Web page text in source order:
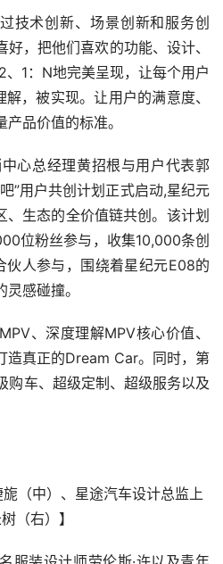
技术创新、场景创新和服务创
，把他们喜欢的功能、设计、
、1：N地完美呈现，让每个用户
，被实现。让用户的满意度、
品价值的标准。
心总经理黄招根与用户代表郭
”用户共创计划正式启动,星纪元
生态的全价值链共创。该计划
位粉丝参与，收集10,000条创
伙人参与，围绕着星纪元E08的
感碰撞。
、深度理解MPV核心价值、
造真正的Dream Car。同时，第
购车、超级定制、超级服务以及
旎（中）、星途汽车设计总监上
（右）】